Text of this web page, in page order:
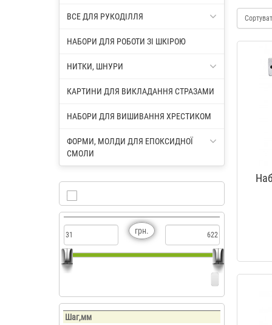
ВСЕ ДЛЯ РУКОДІЛЛЯ
НАБОРИ ДЛЯ РОБОТИ ЗІ ШКІРОЮ
НИТКИ, ШНУРИ
КАРТИНИ ДЛЯ ВИКЛАДАННЯ СТРАЗАМИ
НАБОРИ ДЛЯ ВИШИВАННЯ ХРЕСТИКОМ
ФОРМИ, МОЛДИ ДЛЯ ЕПОКСИДНОЇ
СМОЛИ
грн.
Шаг,мм